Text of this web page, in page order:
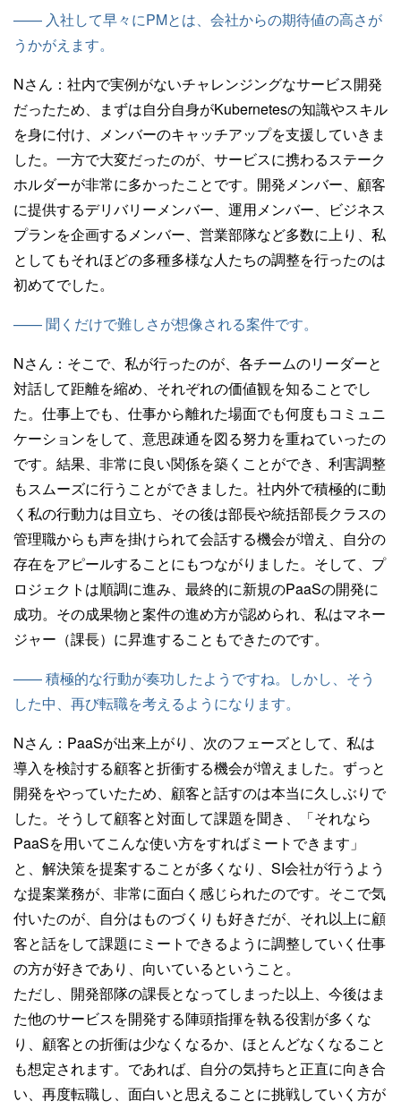
—— 入社して早々にPMとは、会社からの期待値の高さが
うかがえます。
Nさん： 社内で実例がないチャレンジングなサービス開発
だったため、まずは自分自身がKubernetesの知識やスキル
を身に付け、メンバーのキャッチアップを支援していきま
した。一方で大変だったのが、サービスに携わるステーク
ホルダーが非常に多かったことです。開発メンバー、顧客
に提供するデリバリーメンバー、運用メンバー、ビジネス
プランを企画するメンバー、営業部隊など多数に上り、私
としてもそれほどの多種多様な人たちの調整を行ったのは
初めてでした。
—— 聞くだけで難しさが想像される案件です。
Nさん： そこで、私が行ったのが、各チームのリーダーと
対話して距離を縮め、それぞれの価値観を知ることでし
た。仕事上でも、仕事から離れた場面でも何度もコミュニ
ケーションをして、意思疎通を図る努力を重ねていったの
です。結果、非常に良い関係を築くことができ、利害調整
もスムーズに行うことができました。社内外で積極的に動
く私の行動力は目立ち、その後は部長や統括部長クラスの
管理職からも声を掛けられて会話する機会が増え、自分の
存在をアピールすることにもつながりました。そして、プ
ロジェクトは順調に進み、最終的に新規のPaaSの開発に
成功。その成果物と案件の進め方が認められ、私はマネー
ジャー（課長）に昇進することもできたのです。
—— 積極的な行動が奏功したようですね。しかし、そう
した中、再び転職を考えるようになります。
Nさん： PaaSが出来上がり、次のフェーズとして、私は
導入を検討する顧客と折衝する機会が増えました。ずっと
開発をやっていたため、顧客と話すのは本当に久しぶりで
した。そうして顧客と対面して課題を聞き、「それなら
PaaSを用いてこんな使い方をすればミートできます」
と、解決策を提案することが多くなり、SI会社が行うよう
な提案業務が、非常に面白く感じられたのです。そこで気
付いたのが、自分はものづくりも好きだが、それ以上に顧
客と話をして課題にミートできるように調整していく仕事
の方が好きであり、向いているということ。
ただし、開発部隊の課長となってしまった以上、今後はま
た他のサービスを開発する陣頭指揮を執る役割が多くな
り、顧客との折衝は少なくなるか、ほとんどなくなること
も想定されます。であれば、自分の気持ちと正直に向き合
い、再度転職し、面白いと思えることに挑戦していく方が